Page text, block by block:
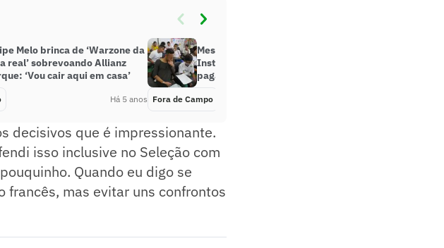
Melo brinca de ‘Warzone da
real’ sobrevoando Allianz
‘Vou cair aqui em casa’
Há 5 anos
Mesmo fechado há um ano,
Instituto Neymar continua
pagando funcionários
Fora de Campo
decisivos que é impressionante.
isso inclusive no Seleção com
Quando eu digo se
francês, mas evitar uns confrontos